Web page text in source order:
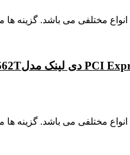
انواع مختلفی می باشد.
انواع مختلفی می باشد.